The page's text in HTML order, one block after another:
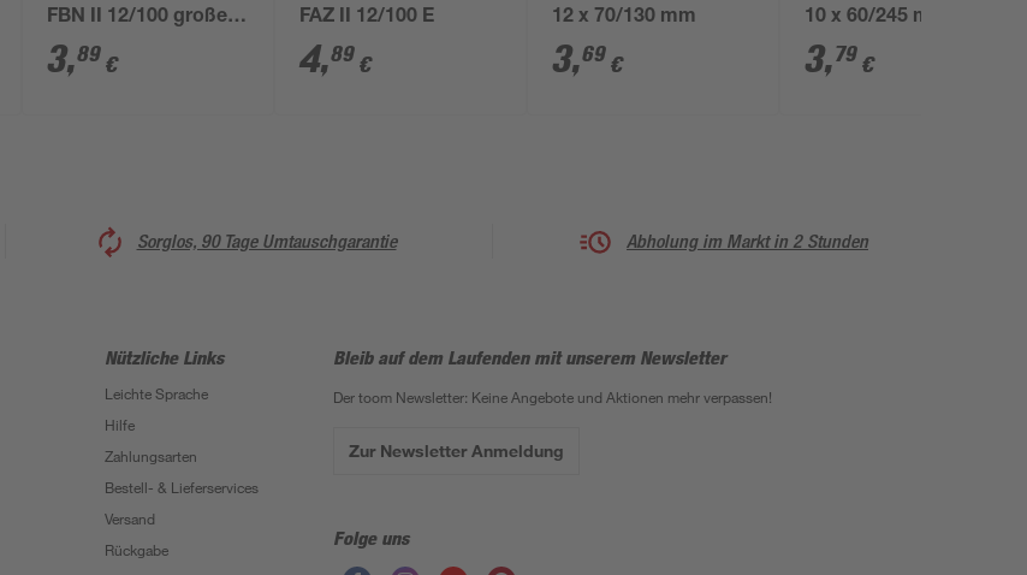
FBN II 12/100 großer
Scheibe E
3,89 €
FAZ II 12/100 E
4,89 €
12 x 70/130 mm
3,69 €
10 x 60/245 mm
3,79 €
Sorglos, 90 Tage Umtauschgarantie Abholung im Markt in 2 Stunden
Nützliche Links
Leichte Sprache
Hilfe
Zahlungsarten
Bestell- & Lieferservices
Versand
Rückgabe
Bleib auf dem Laufenden mit unserem Newsletter
Der toom Newsletter: Keine Angebote und Aktionen mehr verpassen!
Zur Newsletter Anmeldung
Folge uns